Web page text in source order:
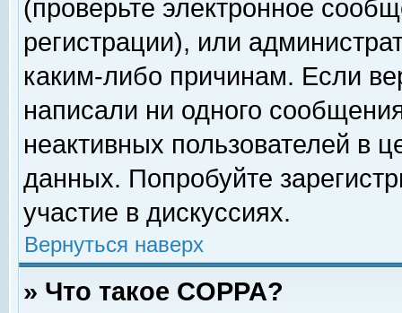
(проверьте электронное
регистрации), или
каким-либо причинам. Если
написали ни одного
неактивных пользователей в
данных. Попробуйте
участие в дискуссиях.
Вернуться наверх
» Что такое COPPA?